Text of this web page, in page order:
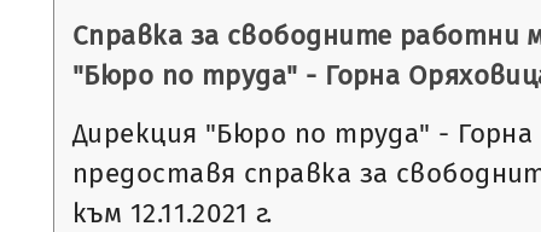
Справка за свободните работни
"Бюро по труда" - Горна
Дирекция "Бюро по труда" -
предоставя справка за
към 12.11.2021 г.